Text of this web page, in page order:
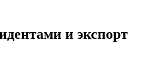
и экспорт